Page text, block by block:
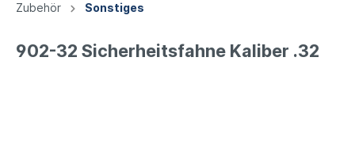
Zubehör Sonstiges
902-32 Sicherheitsfahne Kaliber .32